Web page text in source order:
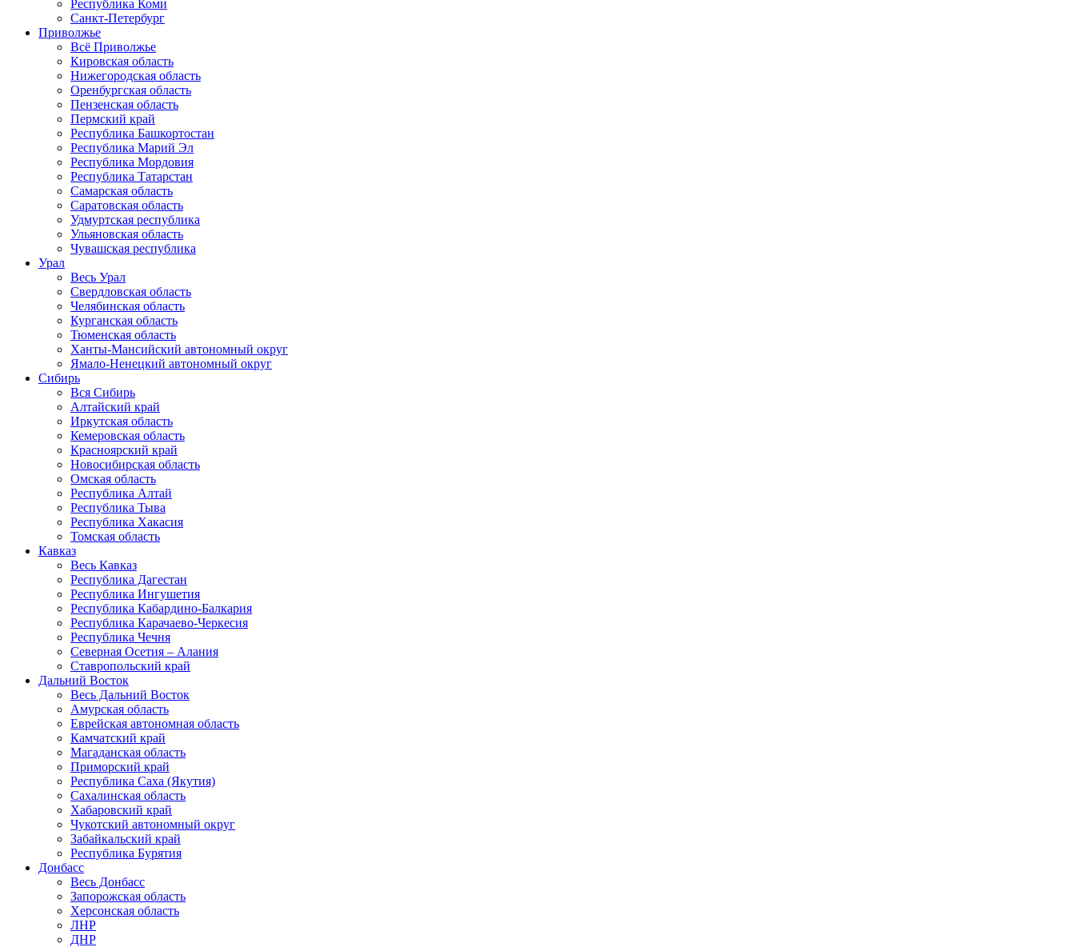
Республика Коми
Санкт-Петербург
Приволжье
Всё Приволжье
Кировская область
Нижегородская область
Оренбургская область
Пензенская область
Пермский край
Республика Башкортостан
Республика Марий Эл
Республика Мордовия
Республика Татарстан
Самарская область
Саратовская область
Удмуртская республика
Ульяновская область
Чувашская республика
Урал
Весь Урал
Свердловская область
Челябинская область
Курганская область
Тюменская область
Ханты-Мансийский автономный округ
Ямало-Ненецкий автономный округ
Сибирь
Вся Сибирь
Алтайский край
Иркутская область
Кемеровская область
Красноярский край
Новосибирская область
Омская область
Республика Алтай
Республика Тыва
Республика Хакасия
Томская область
Кавказ
Весь Кавказ
Республика Дагестан
Республика Ингушетия
Республика Кабардино-Балкария
Республика Карачаево-Черкесия
Республика Чечня
Северная Осетия – Алания
Ставропольский край
Дальний Восток
Весь Дальний Восток
Амурская область
Еврейская автономная область
Камчатский край
Магаданская область
Приморский край
Республика Саха (Якутия)
Сахалинская область
Хабаровский край
Чукотский автономный округ
Забайкальский край
Республика Бурятия
Донбасс
Весь Донбасс
Запорожская область
Херсонская область
ЛНР
ДНР